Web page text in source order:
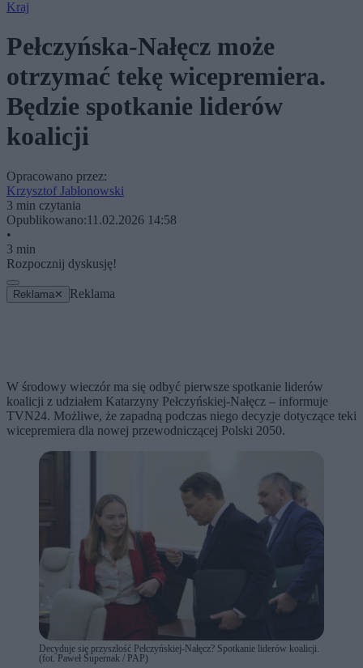
Kraj
Pełczyńska-Nałęcz może
otrzymać tekę wicepremiera.
Będzie spotkanie liderów
koalicji
Opracowano przez:
Krzysztof Jabłonowski
3 min czytania
Opublikowano:11.02.2026 14:58
•
3 min
Rozpocznij dyskusję!
Reklama ✕ Reklama
W środowy wieczór ma się odbyć pierwsze spotkanie liderów
koalicji z udziałem Katarzyny Pełczyńskiej-Nałęcz – informuje
TVN24. Możliwe, że zapadną podczas niego decyzje dotyczące teki
wicepremiera dla nowej przewodniczącej Polski 2050.
Decyduje się przyszłość Pełczyńskiej-Nałęcz? Spotkanie liderów koalicji.
(fot. Paweł Supernak / PAP)